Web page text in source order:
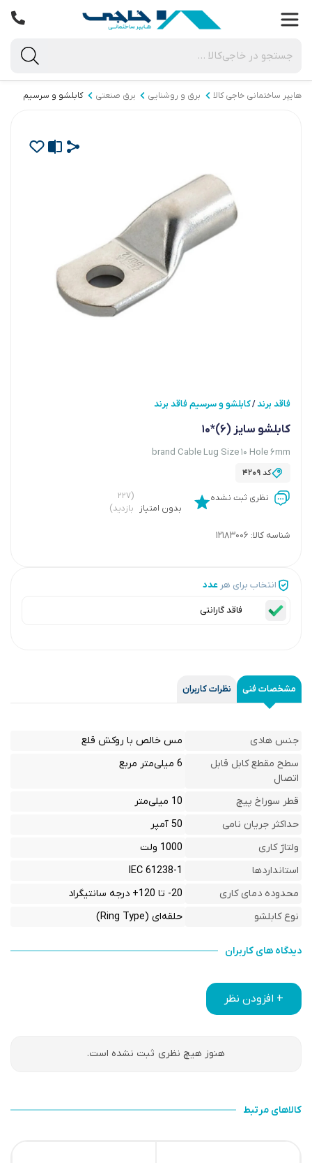
هایپر ساختمانی خاجی‌ کالا برق و روشنایی برق صنعتی کابلشو و سرسیم
فاقد برند/کابلشو و سرسیم فاقد برند
کابلشو سایز (6)*10
brand Cable Lug Size 10 Hole 6mm
کد4209
نظری ثبت نشده
بدون امتیاز
(۲۲۷
بازدید)
شناسه کالا: 12183006
انتخاب برای هر عدد
فاقد گارانتی
مشخصات فنی نظرات کاربران
جنس هادی
مس خالص با روکش قلع
سطح مقطع کابل قابل
اتصال
6 میلی‌متر مربع
قطر سوراخ پیچ
10 میلی‌متر
حداکثر جریان نامی
50 آمپر
ولتاژ کاری
1000 ولت
استانداردها
IEC 61238-1
محدوده دمای کاری
20- تا 120+ درجه سانتیگراد
نوع کابلشو
حلقه‌ای (Ring Type)
دیدگاه های کاربران
+ افزودن نظر
هنوز هیچ نظری ثبت نشده است.
کالاهای مرتبط